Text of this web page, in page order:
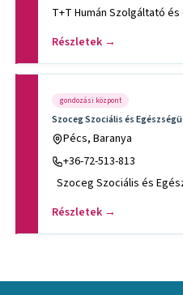
T+T Humán Szolgáltató
Részletek →
gondozási központ
Szoceg Szociális és
Pécs, Baranya
+36-72-513-813
Szoceg Szociális és
Részletek →